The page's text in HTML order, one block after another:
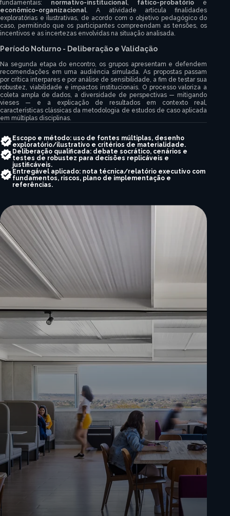
fundamentais: normativo-institucional, fático-probatório e
econômico-organizacional. A atividade articula finalidades
exploratórias e ilustrativas, de acordo com o objetivo pedagógico do
caso, permitindo que os participantes compreendam as tensões, os
incentivos e as incertezas envolvidas na situação analisada.
Período Noturno - Deliberação e Validação
Na segunda etapa do encontro, os grupos apresentam e defendem
recomendações em uma audiência simulada. As propostas passam
por crítica interpares e por análise de sensibilidade, a fim de testar sua
robustez, viabilidade e impactos institucionais. O processo valoriza a
coleta ampla de dados, a diversidade de perspectivas — mitigando
vieses — e a explicação de resultados em contexto real,
características clássicas da metodologia de estudos de caso aplicada
em múltiplas disciplinas.
Escopo e método: uso de fontes múltiplas, desenho
exploratório/ilustrativo e critérios de materialidade.
Deliberação qualificada: debate socrático, cenários e
testes de robustez para decisões replicáveis e
justificáveis.
Entregável aplicado: nota técnica/relatório executivo com
fundamentos, riscos, plano de implementação e
referências.